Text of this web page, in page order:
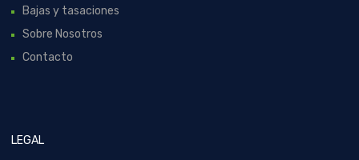
Bajas y tasaciones
Sobre Nosotros
Contacto
LEGAL